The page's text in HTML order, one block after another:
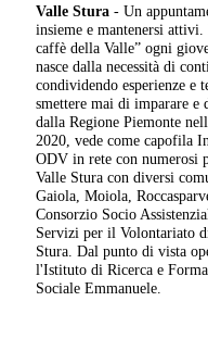
Valle Stura - Un
insieme e mantenersi
caffè della Valle” ogni
nasce dalla necessità di
condividendo esperienze e
smettere mai di imparare
dalla Regione Piemonte
2020, vede come capofila
ODV in rete con numerosi
Valle Stura con diversi
Gaiola, Moiola,
Consorzio Socio
Servizi per il Volontariato
Stura. Dal punto di vista
l'Istituto di Ricerca e
Sociale Emmanuele.